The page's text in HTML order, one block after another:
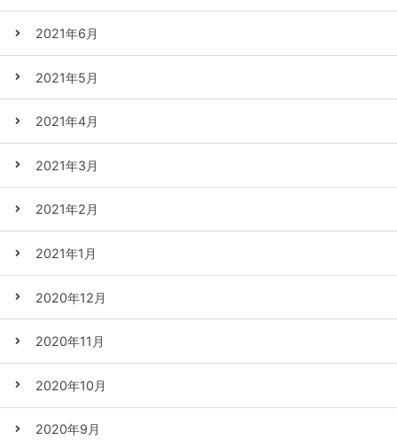
2021年6月
2021年5月
2021年4月
2021年3月
2021年2月
2021年1月
2020年12月
2020年11月
2020年10月
2020年9月